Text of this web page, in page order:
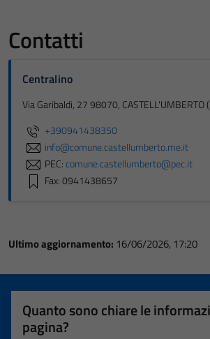
Contatti
Centralino
Via Garibaldi, 27 98070, CASTELL'UMBERTO
+390941438350
info@comune.castellumberto.me.it
PEC:comune.castellumberto@pec.it
Fax: 0941438657
Ultimo aggiornamento: 16/06/2026, 17:20
Quanto sono chiare le
pagina?